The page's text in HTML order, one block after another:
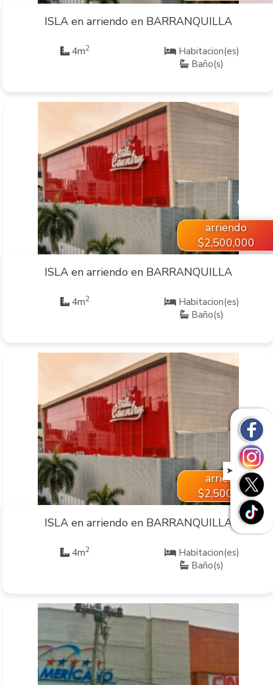
ISLA en arriendo en BARRANQUILLA
4m2
Habitacion(es)
Baño(s)
VER INMUEBLE
arriendo
$2,500,000
ISLA en arriendo en BARRANQUILLA
4m2
Habitacion(es)
Baño(s)
VER INMUEBLE
arriendo
$2,500,000
ISLA en arriendo en BARRANQUILLA
4m2
Habitacion(es)
Baño(s)
VER INMUEBLE
➤